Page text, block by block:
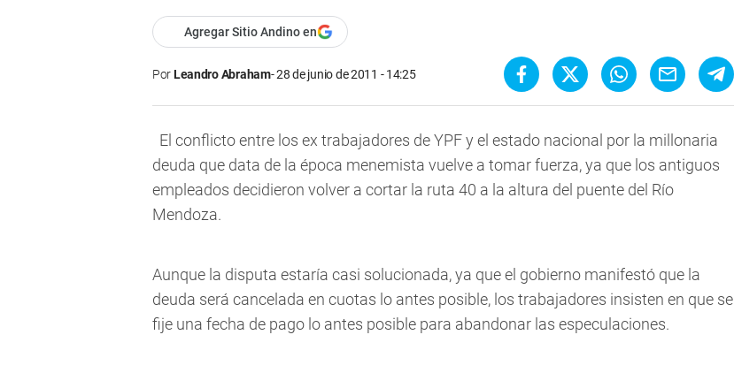
Agregar Sitio Andino en
PorLeandro Abraham 28 de junio de 2011 - 14:25
El conflicto entre los ex trabajadores de YPF y el estado nacional por la millonaria
deuda que data de la época menemista vuelve a tomar fuerza, ya que los antiguos
empleados decidieron volver a cortar la ruta 40 a la altura del puente del Río
Mendoza.
Aunque la disputa estaría casi solucionada, ya que el gobierno manifestó que la
deuda será cancelada en cuotas lo antes posible, los trabajadores insisten en que se
fije una fecha de pago lo antes posible para abandonar las especulaciones.